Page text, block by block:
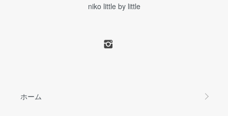
niko little by little
ホーム